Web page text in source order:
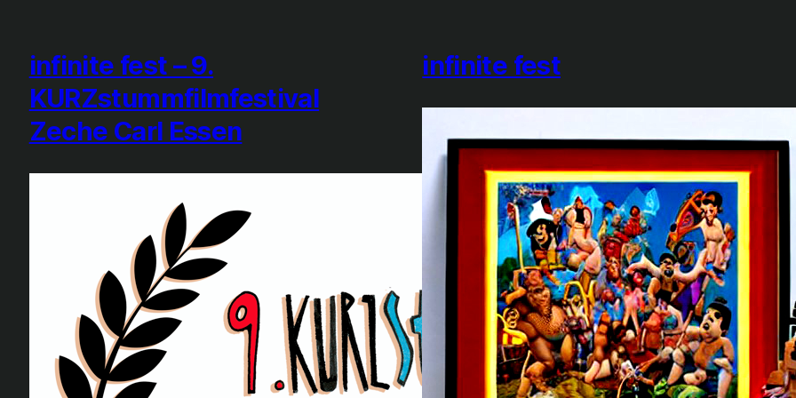
infinite fest – 9.
KURZstummfilmfestival
Zeche Carl Essen
infinite fest